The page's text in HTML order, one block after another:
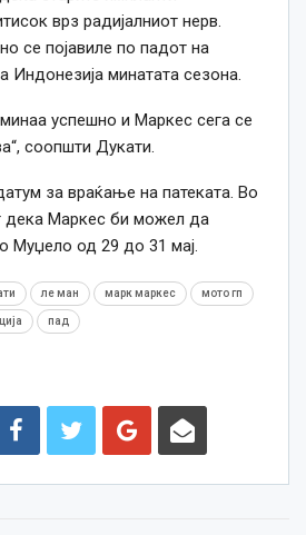
врз радијалниот нерв.
се појавиле по падот на
Индонезија минатата сезона.
успешно и Маркес сега се
соопшти Дукати.
за враќање на патеката. Во
дека Маркес би можел да
Муџело од 29 до 31 мај.
ле ман марк маркес мото гп
пад